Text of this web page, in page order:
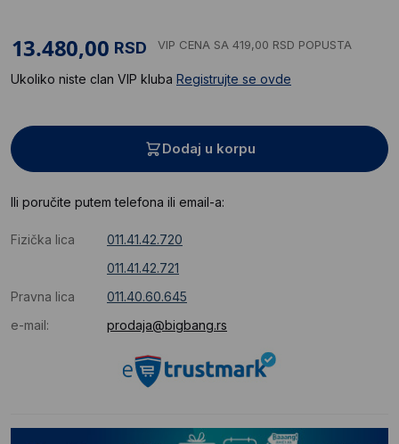
RSD VIP CENA SA 419,00 RSD POPUSTA
Ukoliko niste clan VIP kluba Registrujte se ovde
Dodaj u korpu
Ili poručite putem telefona ili email-a:
Fizička lica
011.41.42.720
011.41.42.721
Pravna lica
011.40.60.645
e-mail:
prodaja@bigbang.rs